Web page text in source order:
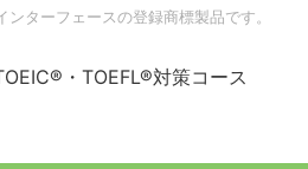
ターフェースの登録商標製品です。